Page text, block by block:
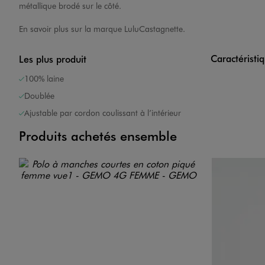
métallique brodé sur le côté.
En savoir plus sur la marque LuluCastagnette.
Les plus produit
100% laine
Doublée
Ajustable par cordon coulissant à l’intérieur
Produits achetés ensemble